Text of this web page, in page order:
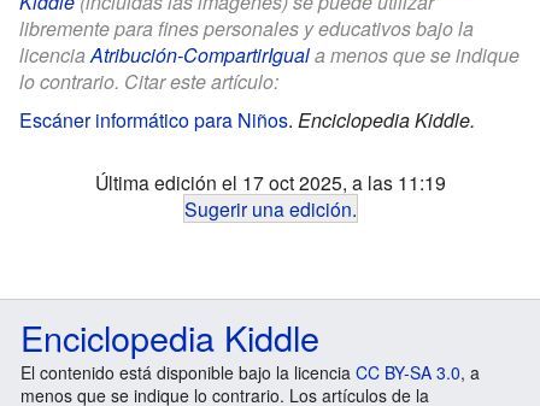
libremente para fines personales y educativos bajo la
licenciaAtribución-CompartirIguala menos que se indique
lo contrario. Citar este artículo:
Escáner informático para Niños. Enciclopedia Kiddle.
Última edición el 17 oct 2025, a las 11:19
Sugerir una edición.
Enciclopedia Kiddle
El contenido está disponible bajo la licencia CC BY-SA 3.0, a
menos que se indique lo contrario. Los artículos de la